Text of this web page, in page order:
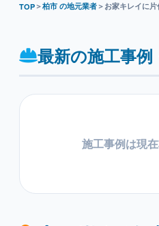
TOP＞柏市 の地元業者＞ お家キレイに
最新の施工事例
施工事例は現在